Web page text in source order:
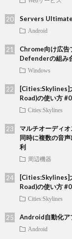
Servers Ultimate
Android
Chrome向け広
Defenderの組み
Windows
[Cities:Skylines]
Road)の使い方
Cities:Skylines
マルチオーディ
同時に複数の音
利
周辺機器
[Cities:Skylines]
Road)の使い方
Cities:Skylines
Android自動化ア
Android